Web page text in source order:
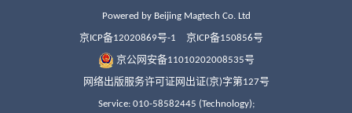
Powered by Beijing Magtech Co. Ltd
京ICP备12020869号-1 京ICP备150856号
京公网安备11010202008535号
网络出版服务许可证网出证(京)字第127号
Service: 010-58582445 (Technology);